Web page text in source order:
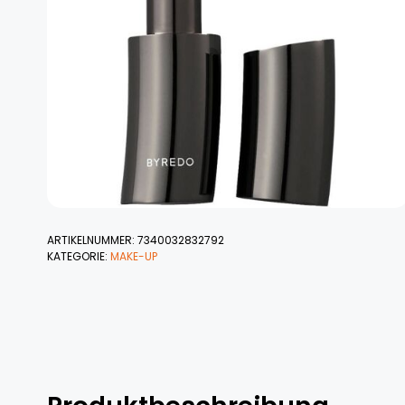
ARTIKELNUMMER: 7340032832792
KATEGORIE: MAKE-UP